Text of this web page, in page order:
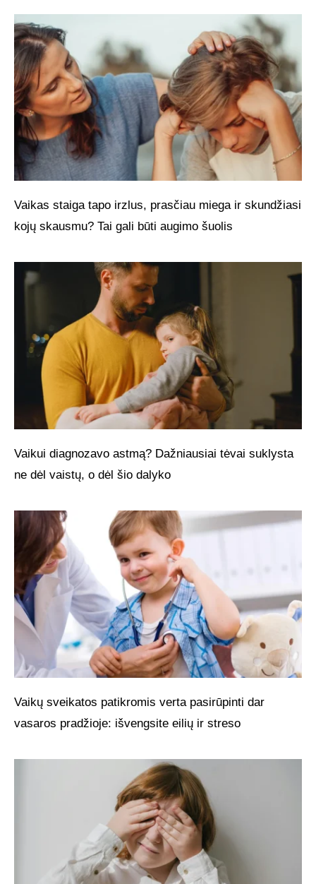
Vaikas staiga tapo irzlus, prasčiau miega ir skundžiasi
kojų skausmu? Tai gali būti augimo šuolis
Vaikui diagnozavo astmą? Dažniausiai tėvai suklysta
ne dėl vaistų, o dėl šio dalyko
Vaikų sveikatos patikromis verta pasirūpinti dar
vasaros pradžioje: išvengsite eilių ir streso